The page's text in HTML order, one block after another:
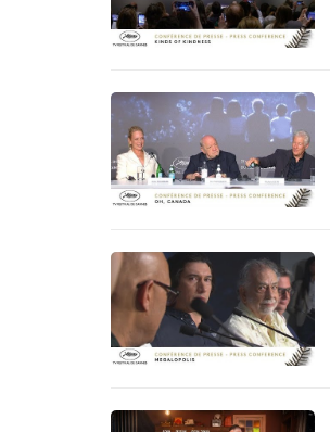
RCN Soutiens
MEDIAS
Vidéos / Clips
Ecrire à RCN
Liens utiles
Shabbat Project